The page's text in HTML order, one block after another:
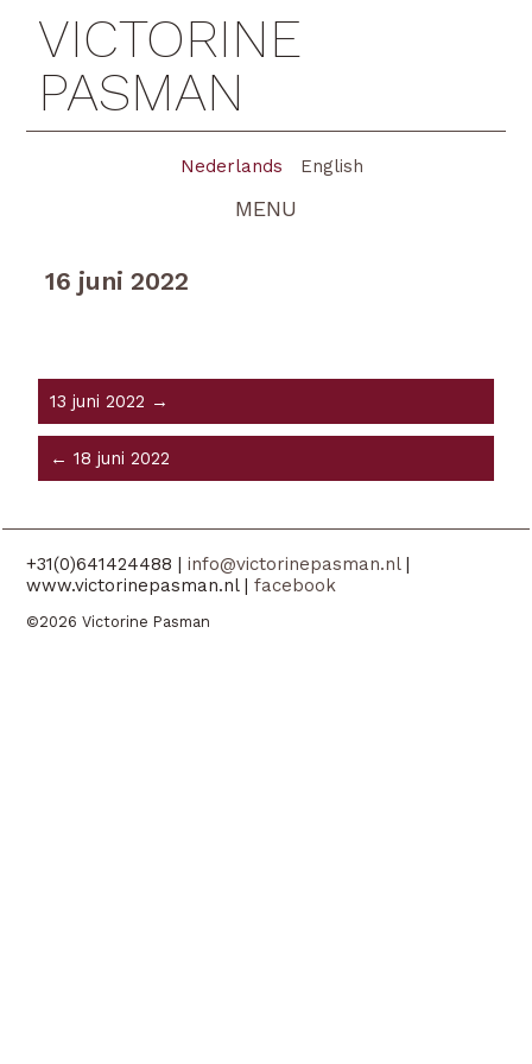
VICTORINE
PASMAN
Nederlands English
MENU
16 juni 2022
13 juni 2022 →
← 18 juni 2022
+31(0)641424488 |info@victorinepasman.nl|
www.victorinepasman.nl |facebook
©2026 Victorine Pasman